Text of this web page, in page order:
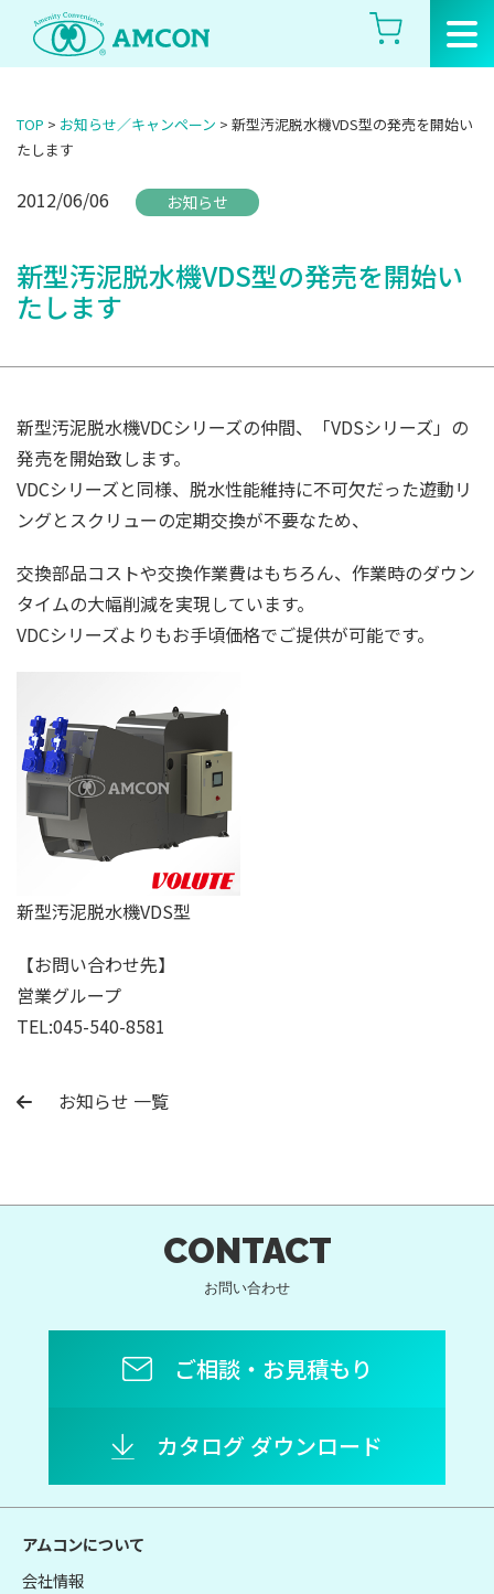
Skip
the
TOP > お知らせ／キャンペーン > 新型汚泥脱水機VDS型の発売を開始い
たします
2012/06/06 お知らせ
新型汚泥脱水機VDS型の発売を開始い
たします
新型汚泥脱水機VDCシリーズの仲間、「VDSシリーズ」の
発売を開始致します。
VDCシリーズと同様、脱水性能維持に不可欠だった遊動リ
ングとスクリューの定期交換が不要なため、
交換部品コストや交換作業費はもちろん、作業時のダウン
タイムの大幅削減を実現しています。
VDCシリーズよりもお手頃価格でご提供が可能です。
新型汚泥脱水機VDS型
【お問い合わせ先】
営業グループ
TEL:045-540-8581
お知らせ 一覧
CONTACT
お問い合わせ
ご相談・お見積もり
カタログ ダウンロード
アムコンについて
会社情報